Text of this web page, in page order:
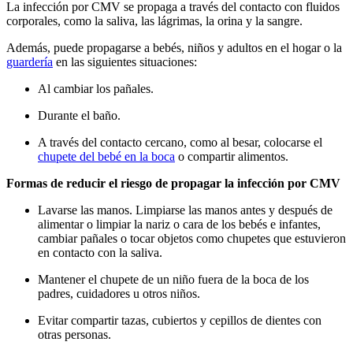
La infección por CMV se propaga a través del contacto con fluidos
corporales, como la saliva, las lágrimas, la orina y la sangre.
Además, puede propagarse a bebés, niños y adultos en el hogar o la
guardería en las siguientes situaciones:
Al cambiar los pañales.
Durante el baño.
A través del contacto cercano, como al besar, colocarse el
chupete del bebé en la boca o compartir alimentos.
Formas de reducir el riesgo de propagar la infección por CMV
Lavarse las manos. Limpiarse las manos antes y después de
alimentar o limpiar la nariz o cara de los bebés e infantes,
cambiar pañales o tocar objetos como chupetes que estuvieron
en contacto con la saliva.
Mantener el chupete de un niño fuera de la boca de los
padres, cuidadores u otros niños.
Evitar compartir tazas, cubiertos y cepillos de dientes con
otras personas.